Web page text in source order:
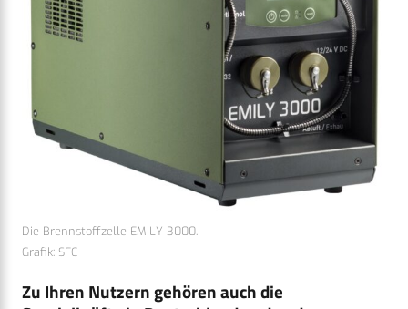
Die Brennstoffzelle EMILY 3000.
Grafik: SFC
Zu Ihren Nutzern gehören auch die